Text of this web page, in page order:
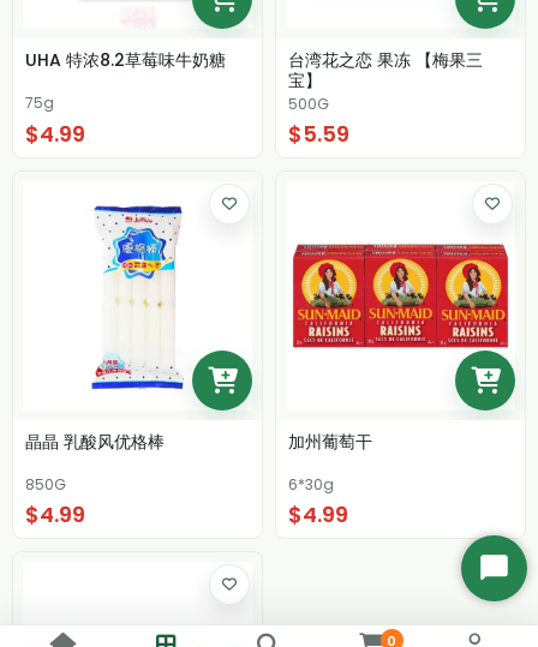
0
UHA 特浓8.2草莓味牛奶糖
75g
$4.99
台湾花之恋 果冻 【梅果三
宝】
500G
$5.59
晶晶 乳酸风优格棒
850G
$4.99
加州葡萄干
6*30g
$4.99
开
始